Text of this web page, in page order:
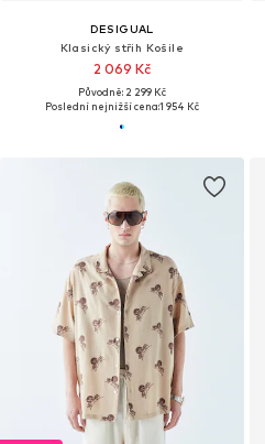
DESIGUAL
Klasický střih Košile
2 069 Kč
Původně: 2 299 Kč
Poslední nejnižší cena:1 954 Kč